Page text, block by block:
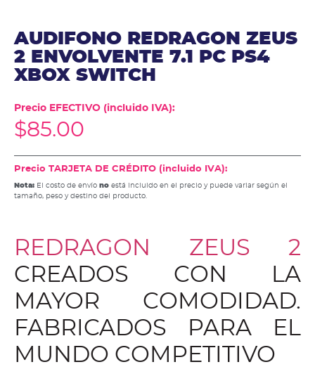
AUDIFONO REDRAGON ZEUS
2 ENVOLVENTE 7.1 PC PS4
XBOX SWITCH
Precio EFECTIVO (incluido IVA):
$85.00
Precio TARJETA DE CRÉDITO (incluido IVA):
Nota: El costo de envío no está incluido en el precio y puede variar según el
tamaño, peso y destino del producto.
REDRAGON ZEUS 2
CREADOS CON LA
MAYOR COMODIDAD.
FABRICADOS PARA EL
MUNDO COMPETITIVO